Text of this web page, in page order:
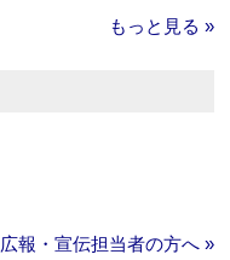
もっと見る »
広報・宣伝担当者の方へ »